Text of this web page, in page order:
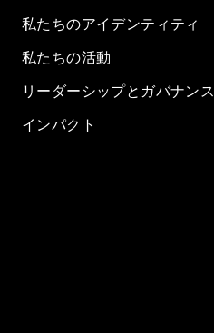
私たちのアイデンティティ
私たちの活動
リーダーシップとガバナンス
インパクト